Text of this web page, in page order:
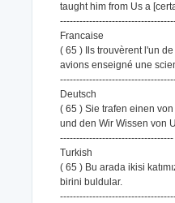
taught him from Us a
Francaise
( 65 ) Ils trouvèrent l'un
avions enseigné une
Deutsch
( 65 ) Sie trafen einen
und den Wir Wissen von
-----------------------------------
Turkish
( 65 ) Bu arada ikisi
birini buldular.